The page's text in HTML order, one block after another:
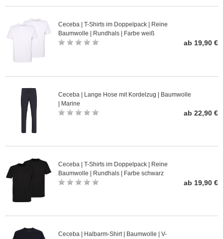
Ceceba | T-Shirts im Doppelpack | Reine
Baumwolle | Rundhals | Farbe weiß
ab 19,90 €
Ceceba | Lange Hose mit Kordelzug | Baumwolle
| Marine
ab 22,90 €
Ceceba | T-Shirts im Doppelpack | Reine
Baumwolle | Rundhals | Farbe schwarz
ab 19,90 €
Ceceba | Halbarm-Shirt | Baumwolle | V-